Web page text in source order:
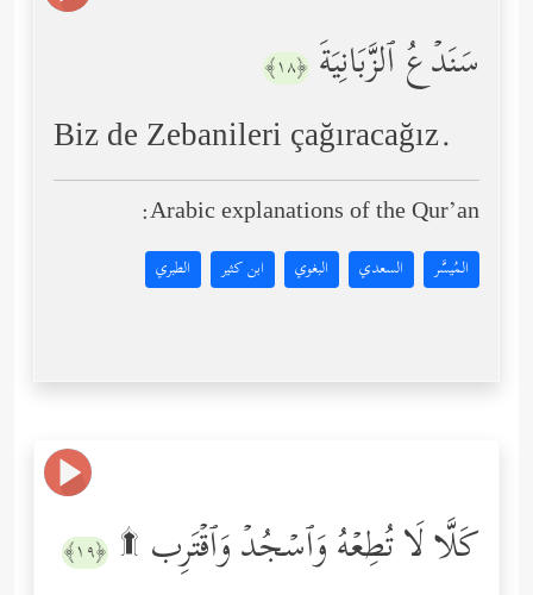
سَنَدۡعُ ٱلزَّبَانِیَةَ ﴿١٨﴾
Biz de Zebanileri çağıracağız.
Arabic explanations of the Qur’an:
المُيسَّر السعدي البغوي ابن كثير الطبري
كَلَّا لَا تُطِعۡهُ وَٱسۡجُدۡ وَٱقۡتَرِب ۩ ﴿١٩﴾